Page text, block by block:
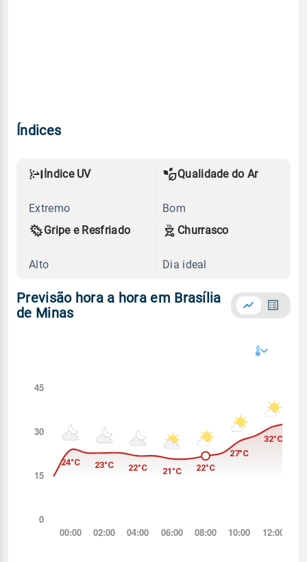
Índices
Índice UV
Extremo
Qualidade do Ar
Bom
Gripe e Resfriado
Alto
Churrasco
Dia ideal
Previsão hora a hora em Brasília
de Minas